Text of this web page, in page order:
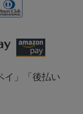
イ」「後払い